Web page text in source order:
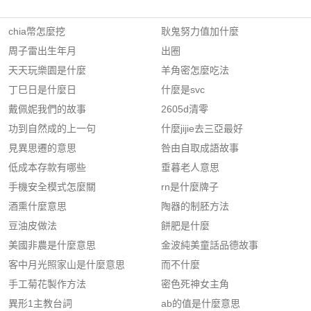
chia幣怎麼挖
周子雷出生年月
天天玩樂園是什麼
丁巳日是什麼日
戴佩妮我們的故事
功到自然成的上一句
見異思遷的意思
低成本存款有哪些
手機安全模式怎麼關
酒熏什麼意思
豆油皮做法
美國非農是什麼意思
客中月光照家山是什麼意思
手工菊花製作方法
異形1主教台詞
耿鬼努力值加什麼
出圈
羊角密怎麼吃法
什麼是svc
2605d清零
什麼jijie去三亞最好
咎由自取成語故事
垂暮老人意思
rn是什麼牌子
陶器的制胚方法
餅肥是什麼
金波純美童話品德故事
而不什麼
密色死神女主角
ab的值是什麼意思